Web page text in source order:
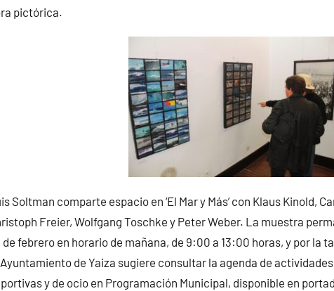
pictórica.
Soltman comparte espacio en ‘El Mar y Más’ con Klaus Kinold,
Freier, Wolfgang Toschke y Peter Weber. La muestra
de febrero en horario de mañana, de 9:00 a 13:00 horas, y por la
de Yaiza sugiere consultar la agenda de
y de ocio en Programación Municipal, disponible en